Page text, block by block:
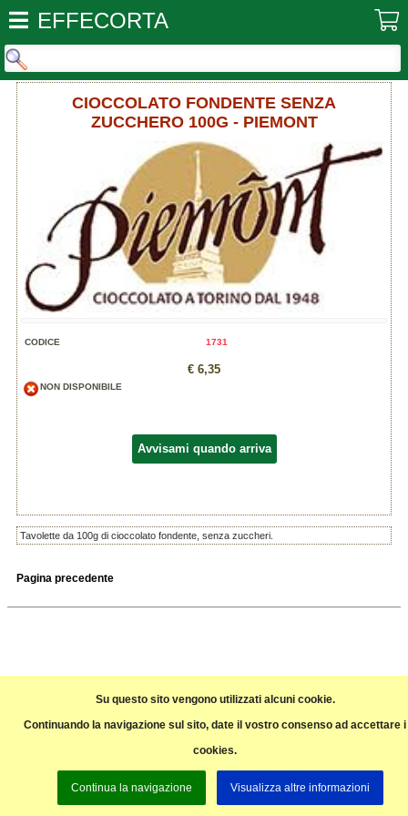
Su questo sito vengono utilizzati alcuni cookie.
Continuando la navigazione sul sito, date il vostro consenso ad accettare i
cookies.
Continua la navigazione Visualizza altre informazioni
EFFECORTA
CIOCCOLATO FONDENTE SENZA
ZUCCHERO 100G - PIEMONT
CODICE 1731
€ 6,35
NON DISPONIBILE
Avvisami quando arriva
Tavolette da 100g di cioccolato fondente, senza zuccheri.
Pagina precedente